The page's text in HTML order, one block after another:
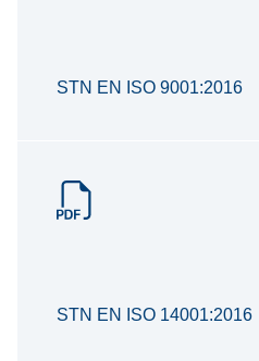
STN EN ISO 9001:2016
STN EN ISO 14001:2016